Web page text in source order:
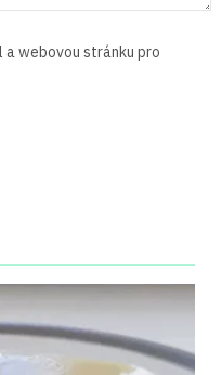
webovou stránku pro